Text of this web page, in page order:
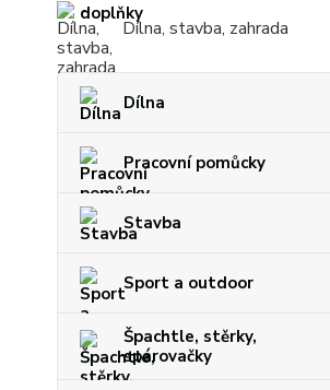
Dílna, stavba, zahrada
Dílna
Pracovní pomůcky
Stavba
Sport a outdoor
Špachtle, stěrky,
spárovačky